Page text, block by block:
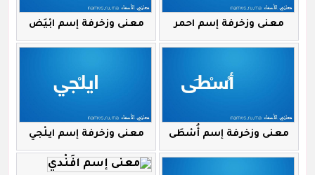
معنى وزخرفة إسم احمر معنى وزخرفة إسم ابْيَض
معنى وزخرفة إسم أُسْطَى معنى وزخرفة إسم ايلْجي